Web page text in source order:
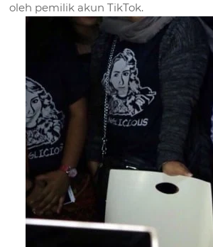
oleh pemilik akun TikTok.